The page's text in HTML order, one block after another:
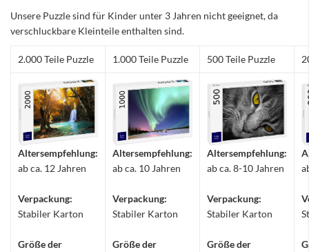
Unsere Puzzle sind für Kinder unter 3 Jahren nicht geeignet, da
verschluckbare Kleinteile enthalten sind.
2.000 Teile Puzzle 1.000 Teile Puzzle 500 Teile Puzzle
Altersempfehlung:
ab ca. 12 Jahren
Verpackung:
Stabiler Karton
Größe der
Altersempfehlung:
ab ca. 10 Jahren
Verpackung:
Stabiler Karton
Größe der
Altersempfehlung:
ab ca. 8-10 Jahren
Verpackung:
Stabiler Karton
Größe der